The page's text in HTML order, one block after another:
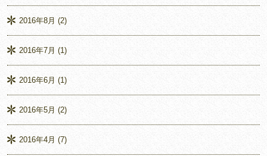
2016年8月 (2)
2016年7月 (1)
2016年6月 (1)
2016年5月 (2)
2016年4月 (7)